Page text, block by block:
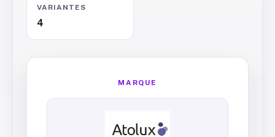
VARIANTES
4
MARQUE